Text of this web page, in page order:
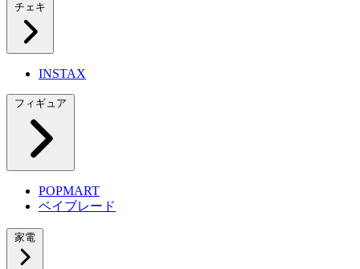
チェキ
INSTAX
フィギュア
POPMART
ベイブレード
家電